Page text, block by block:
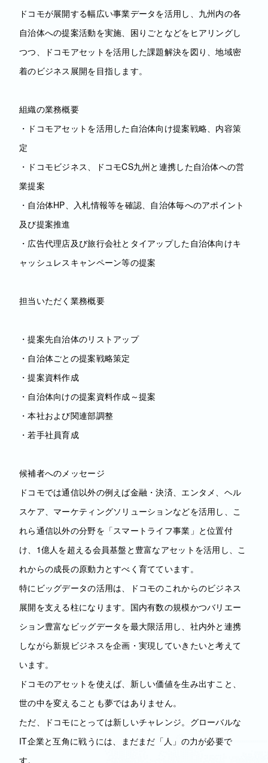
ドコモが展開する幅広い事業データを活用し、九州内の各
自治体への提案活動を実施、困りごとなどをヒアリングし
つつ、ドコモアセットを活用した課題解決を図り、地域密
着のビジネス展開を目指します。
組織の業務概要
・ドコモアセットを活用した自治体向け提案戦略、内容策
定
・ドコモビジネス、ドコモCS九州と連携した自治体への営
業提案
・自治体HP、入札情報等を確認、自治体毎へのアポイント
及び提案推進
・広告代理店及び旅行会社とタイアップした自治体向けキ
ャッシュレスキャンペーン等の提案
担当いただく業務概要
・提案先自治体のリストアップ
・自治体ごとの提案戦略策定
・提案資料作成
・自治体向けの提案資料作成～提案
・本社および関連部調整
・若手社員育成
候補者へのメッセージ
ドコモでは通信以外の例えば金融・決済、エンタメ、ヘル
スケア、マーケティングソリューションなどを活用し、こ
れら通信以外の分野を「スマートライフ事業」と位置付
け、1億人を超える会員基盤と豊富なアセットを活用し、こ
れからの成長の原動力とすべく育てています。
特にビッグデータの活用は、ドコモのこれからのビジネス
展開を支える柱になります。国内有数の規模かつバリエー
ション豊富なビッグデータを最大限活用し、社内外と連携
しながら新規ビジネスを企画・実現していきたいと考えて
います。
ドコモのアセットを使えば、新しい価値を生み出すこと、
世の中を変えることも夢ではありません。
ただ、ドコモにとっては新しいチャレンジ。グローバルな
IT企業と互角に戦うには、まだまだ「人」の力が必要で
す。